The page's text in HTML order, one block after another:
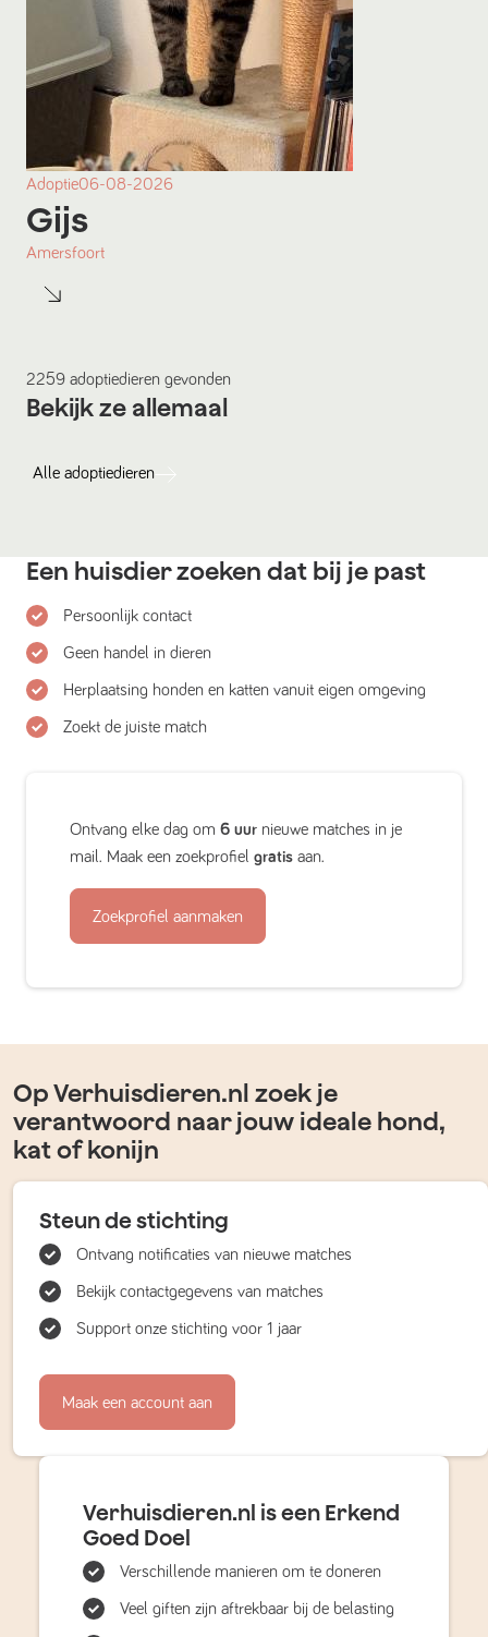
Adoptie06-08-2026
Gijs
Amersfoort
2259 adoptiedieren gevonden
Bekijk ze allemaal
Alle adoptiedieren
Een huisdier zoeken dat bij je past
Persoonlijk contact
Geen handel in dieren
Herplaatsing honden en katten vanuit eigen omgeving
Zoekt de juiste match
Ontvang elke dag om 6 uur nieuwe matches in je
mail. Maak een zoekprofiel gratis aan.
Zoekprofiel aanmaken
Op Verhuisdieren.nl zoek je
verantwoord naar jouw ideale hond,
kat of konijn
Steun de stichting
Ontvang notificaties van nieuwe matches
Bekijk contactgegevens van matches
Support onze stichting voor 1 jaar
Maak een account aan
Verhuisdieren.nl is een Erkend
Goed Doel
Verschillende manieren om te doneren
Veel giften zijn aftrekbaar bij de belasting